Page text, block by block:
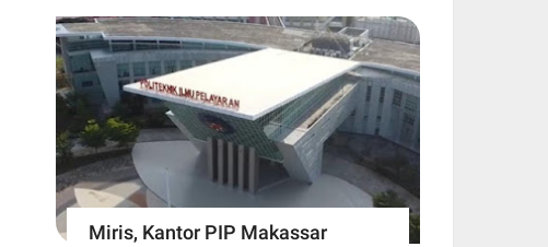
Miris, Kantor PIP Makassar